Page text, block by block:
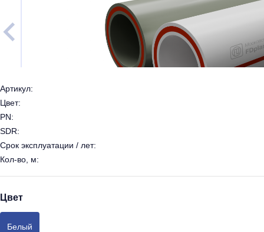
Артикул:
Цвет:
PN:
SDR:
Срок эксплуатации / лет:
Кол-во, м:
Цвет
Белый